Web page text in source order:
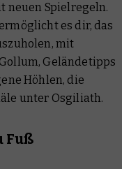
neuen Spielregeln.
es dir, das
mit
Geländetipps
Höhlen, die
unter Osgiliath.
Fuß